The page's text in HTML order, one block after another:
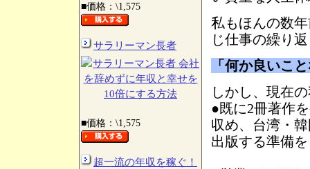
私もほんの数
じ仕事の繰り
「何か良いこ
しかし、現在
●既に2冊著作
収め、台湾・
出版する準備
■価格：\1,575
サラリーマン長者
■価格：\1,575
超一流の年収を稼ぐ！